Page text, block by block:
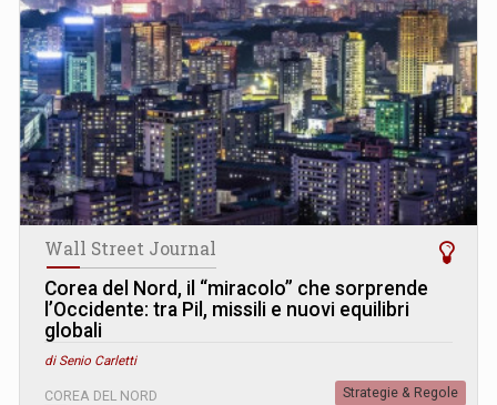
Wall Street Journal
Corea del Nord, il “miracolo” che sorprende
l’Occidente: tra Pil, missili e nuovi equilibri
globali
di Senio Carletti
COREA DEL NORD Strategie & Regole